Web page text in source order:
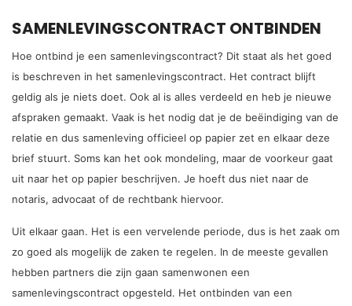
SAMENLEVINGSCONTRACT ONTBINDEN
Hoe ontbind je een samenlevingscontract? Dit staat als het goed
is beschreven in het samenlevingscontract. Het contract blijft
geldig als je niets doet. Ook al is alles verdeeld en heb je nieuwe
afspraken gemaakt. Vaak is het nodig dat je de beëindiging van de
relatie en dus samenleving officieel op papier zet en elkaar deze
brief stuurt. Soms kan het ook mondeling, maar de voorkeur gaat
uit naar het op papier beschrijven. Je hoeft dus niet naar de
notaris, advocaat of de rechtbank hiervoor.
Uit elkaar gaan. Het is een vervelende periode, dus is het zaak om
zo goed als mogelijk de zaken te regelen. In de meeste gevallen
hebben partners die zijn gaan samenwonen een
samenlevingscontract opgesteld. Het ontbinden van een